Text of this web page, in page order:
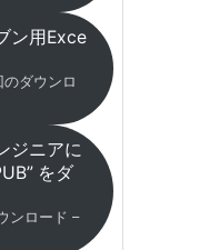
ン用Exce
ダウンロ
ジニアに
をダ
ンロード –